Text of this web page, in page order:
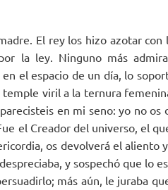
El rey los hizo azotar
la ley. Ninguno más
el espacio de un día, lo
viril a la ternura
en mi seno: yo no
el Creador del universo, el
os devolverá el aliento
y sospechó que lo
más aún, le juraba